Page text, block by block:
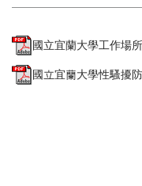
國立宜蘭大學工作場
國立宜蘭大學性騷擾